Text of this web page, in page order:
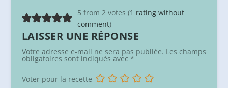
5 from 2 votes (1 rating without
comment)
LAISSER UNE RÉPONSE
Votre adresse e-mail ne sera pas publiée. Les champs
obligatoires sont indiqués avec *
Voter pour la recette